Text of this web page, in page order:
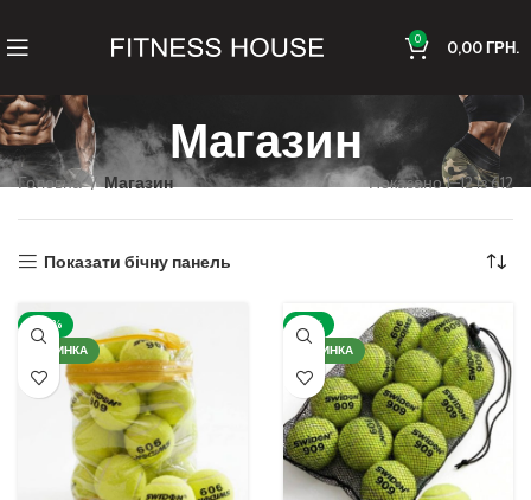
0 0,00ГРН.
Магазин
Головна Магазин Показано 1–12 із 612
Показати бічну панель
-20%
НОВИНКА
-16%
НОВИНКА